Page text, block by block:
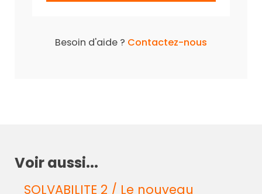
Besoin d'aide ? Contactez-nous
Voir aussi...
SOLVABILITE 2 / Le nouveau